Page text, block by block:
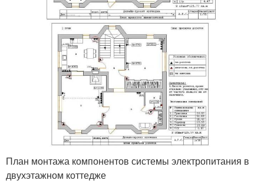
План монтажа компонентов системы электропитания в
двухэтажном коттедже